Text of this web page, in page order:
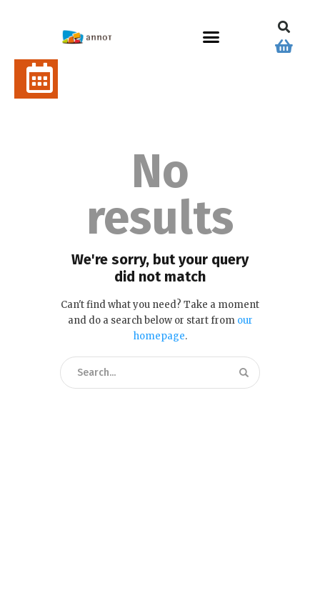
No
results
We're sorry, but your query
did not match
Can't find what you need? Take a moment
and do a search below or start from our
homepage.